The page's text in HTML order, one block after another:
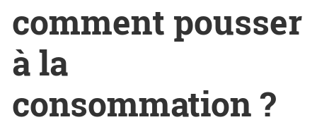
comment pousser
à la
consommation ?